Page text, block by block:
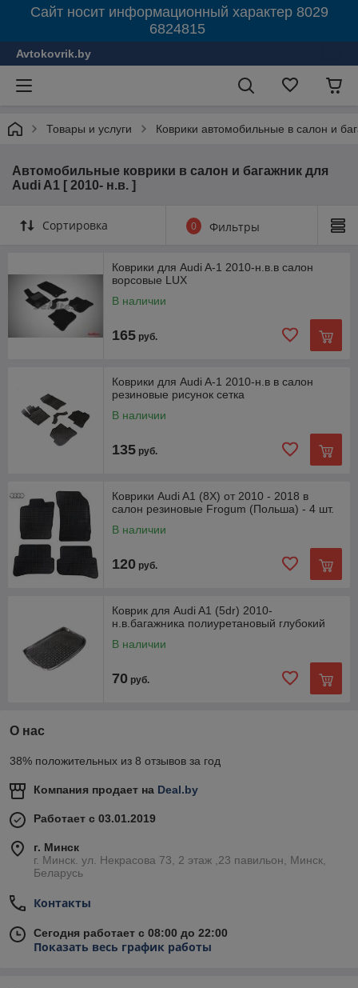
Сайт носит информационный характер 8029
6824815
Avtokovrik.by
Товары и услуги Коврики автомобильные в салон и
Автомобильные коврики в салон и багажник для
Audi A1 [ 2010- н.в. ]
Сортировка 0 Фильтры
Коврики для Audi A-1 2010-н.в.в салон
ворсовые LUX
В наличии
165 руб.
Коврики для Audi A-1 2010-н.в в салон
резиновые рисунок сетка
В наличии
135 руб.
Коврики Audi A1 (8X) от 2010 - 2018 в
салон резиновые Frogum (Польша) - 4 шт.
В наличии
120 руб.
Коврик для Audi A1 (5dr) 2010-
н.в.багажника полиуретановый глубокий
В наличии
70 руб.
О нас
38% положительных из 8 отзывов за год
Компания продает на Deal.by
Работает с 03.01.2019
г. Минск
г. Минск. ул. Некрасова 73, 2 этаж ,23 павильон, Минск,
Беларусь
Контакты
Сегодня работает с 08:00 до 22:00
Показать весь график работы